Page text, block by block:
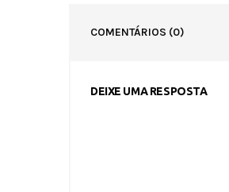
COMENTÁRIOS (0)
DEIXE UMA RESPOSTA